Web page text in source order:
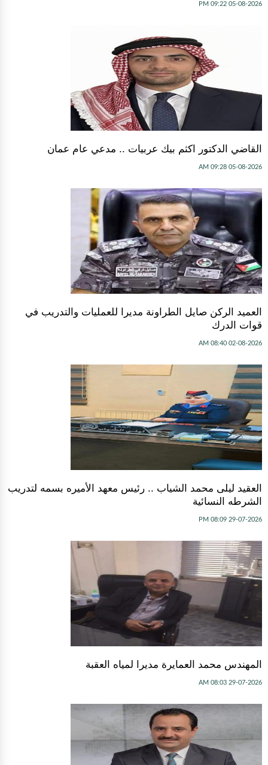
05-08-2026 09:22 PM
القاضي الدكتور اكثم بيك عربيات .. مدعي عام عمان
05-08-2026 09:28 AM
العميد الركن صايل الطراونة مديرا للعمليات والتدريب في
قوات الدرك
02-08-2026 08:40 AM
العقيد ليلى محمد الشياب .. رئيس معهد الأميره بسمه لتدريب
الشرطه النسائية
29-07-2026 08:09 PM
المهندس محمد العمايرة مديرا لمياه العقبة
29-07-2026 08:03 AM